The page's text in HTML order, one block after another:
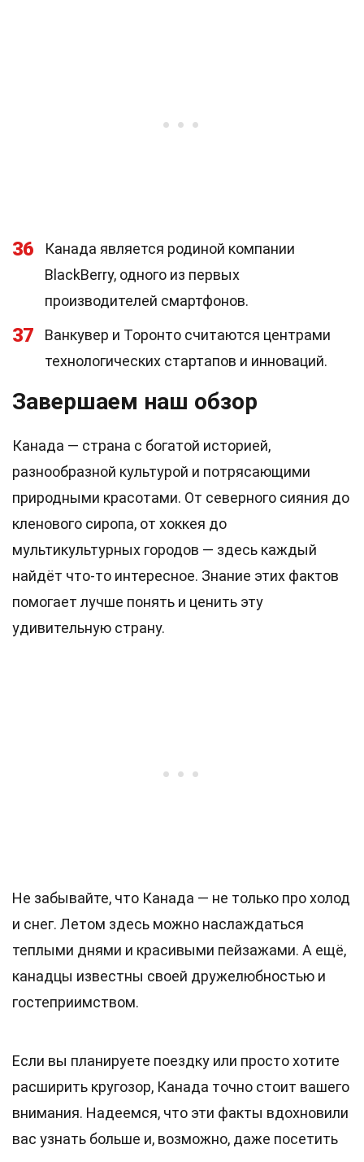
36
Канада является родиной компании
BlackBerry, одного из первых
производителей смартфонов.
37
Ванкувер и Торонто считаются центрами
технологических стартапов и инноваций.
Завершаем наш обзор
Канада — страна с богатой историей,
разнообразной культурой и потрясающими
природными красотами. От северного сияния до
кленового сиропа, от хоккея до
мультикультурных городов — здесь каждый
найдёт что-то интересное. Знание этих фактов
помогает лучше понять и ценить эту
удивительную страну.
Не забывайте, что Канада — не только про холод
и снег. Летом здесь можно наслаждаться
теплыми днями и красивыми пейзажами. А ещё,
канадцы известны своей дружелюбностью и
гостеприимством.
Если вы планируете поездку или просто хотите
расширить кругозор, Канада точно стоит вашего
внимания. Надеемся, что эти факты вдохновили
вас узнать больше и, возможно, даже посетить